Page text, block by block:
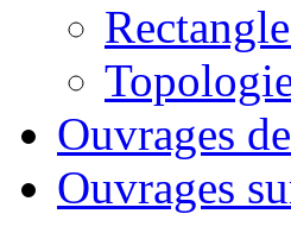
Ouvrages
Ouvrages